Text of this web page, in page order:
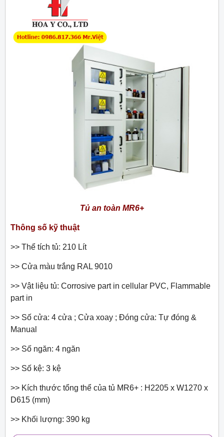
Tủ an toàn MR6+
Thông số kỹ thuật
>> Thể tích tủ: 210 Lít
>> Cửa màu trắng RAL 9010
>> Vật liệu tủ: Corrosive part in cellular PVC, Flammable
part in
>> Số cửa: 4 cửa ; Cửa xoay ; Đóng cửa: Tự đóng &
Manual
>> Số ngăn: 4 ngăn
>> Số kệ: 3 kệ
>> Kích thước tổng thể của tủ MR6+ : H2205 x W1270 x
D615 (mm)
>> Khối lượng: 390 kg